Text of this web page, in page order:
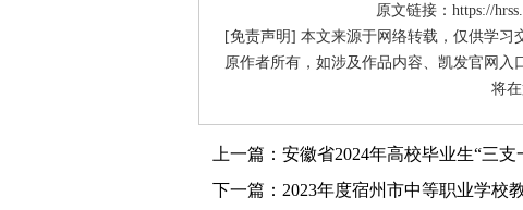
原文链接：https://
[免责声明] 本文来源于网络转载，仅供学习
原作者所有，如涉及作品内容、凯发官网入
将在
上一篇：安徽省2024年高校毕业生“三
下一篇：2023年度宿州市中等职业学校